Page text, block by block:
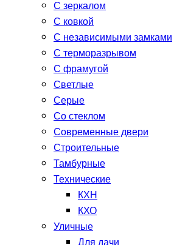
С зеркалом
С ковкой
С независимыми замками
С терморазрывом
С фрамугой
Светлые
Серые
Со стеклом
Современные двери
Строительные
Тамбурные
Технические
КХН
КХО
Уличные